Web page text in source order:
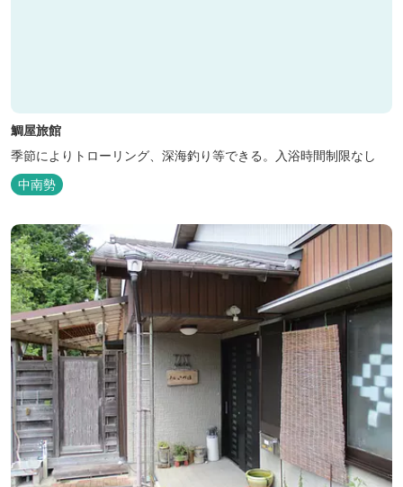
鯛屋旅館
季節によりトローリング、深海釣り等できる。入浴時間制限なし
中南勢